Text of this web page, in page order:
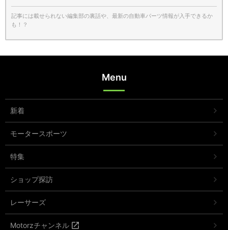
記事には載せられない編集部の裏話や、最新の自動車パーツ情報が入手できるか
も！？
Menu
新着
モータースポーツ
特集
ショップ探訪
レーサーズ
Motorzチャンネル